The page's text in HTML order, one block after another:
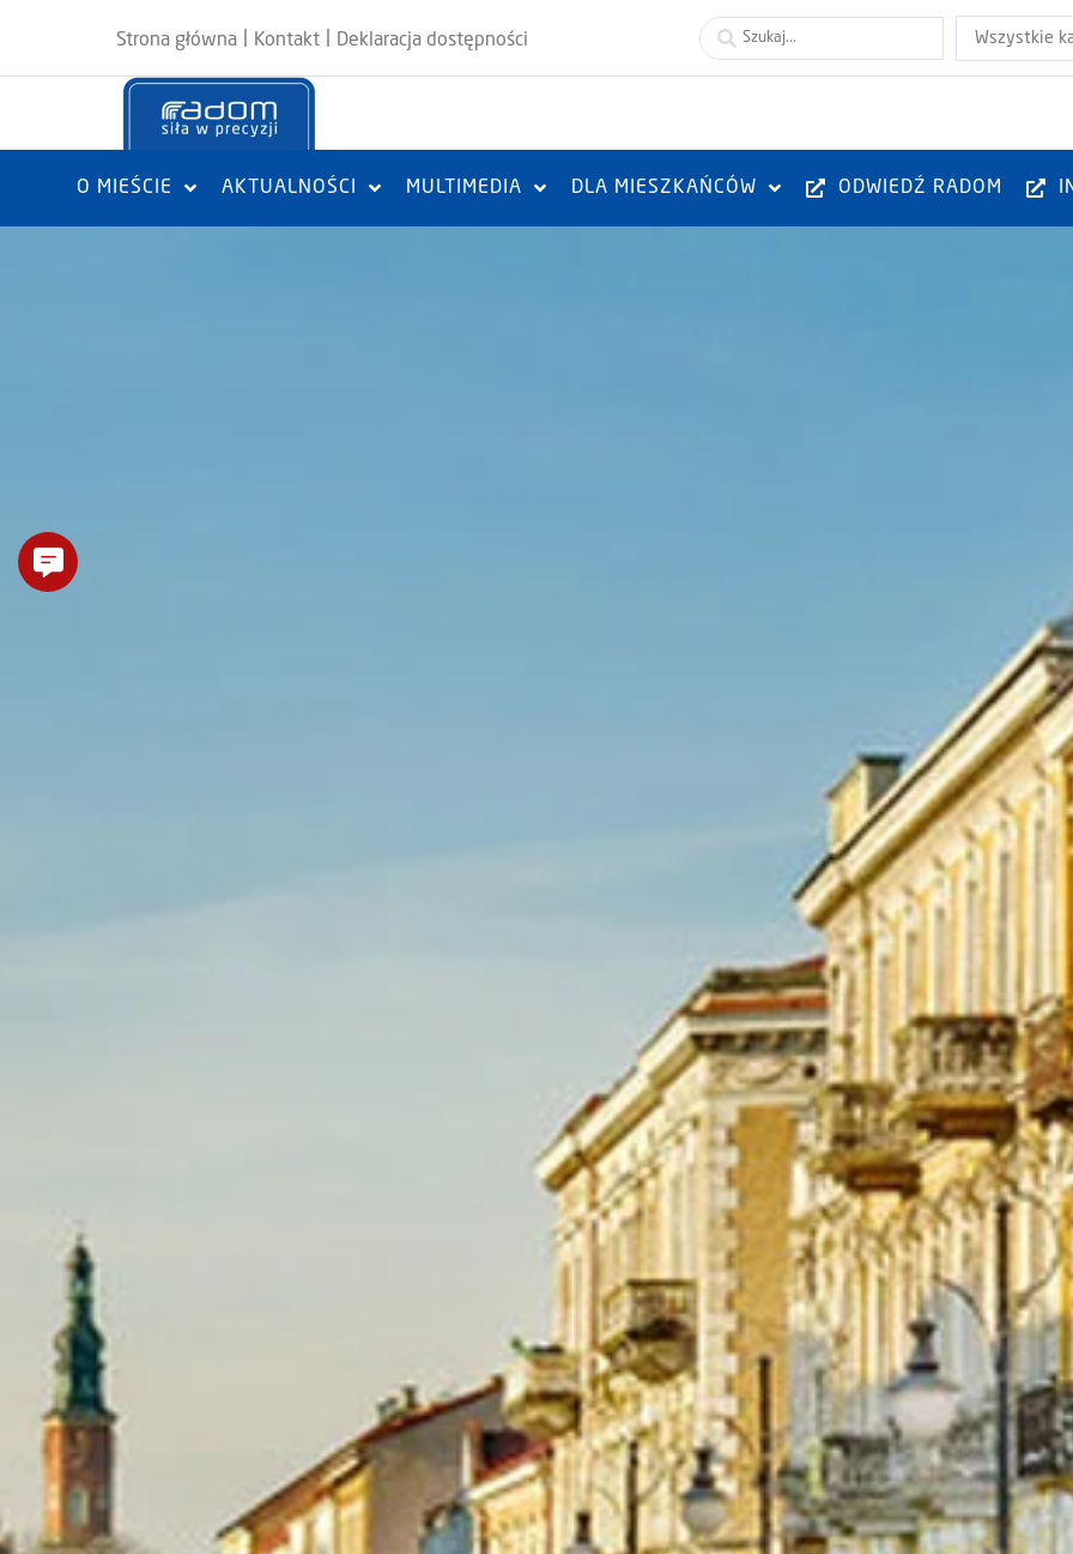
Strona główna Kontakt Deklaracja dostępności Wszystkie
O MIEŚCIE AKTUALNOŚCI MULTIMEDIA DLA MIESZKAŃCÓW ODWIEDŹ RADOM